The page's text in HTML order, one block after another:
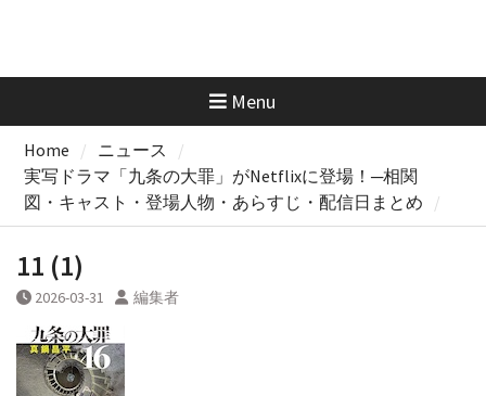
Menu
Home
ニュース
実写ドラマ「九条の大罪」がNetflixに登場！─相関
図・キャスト・登場人物・あらすじ・配信日まとめ
11 (1)
2026-03-31 編集者